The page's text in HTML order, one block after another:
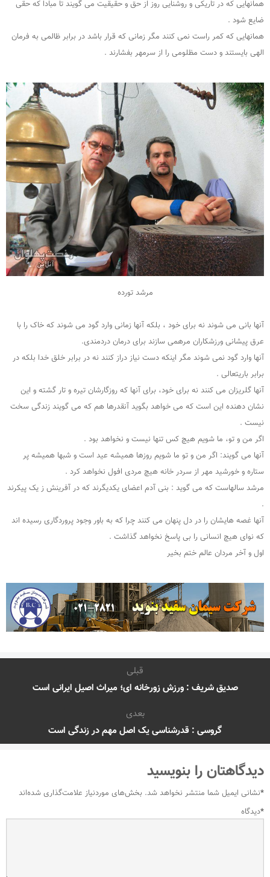
همانهایی که در تاریکی و روشنایی روز از حق و حقیقیت می گویند تا مبادا که حقی
ضایع شود .
همانهایی که کمر راست نمی کنند مگر زمانی که قرار باشد در برابر ظالمی به فرمان
الهی بایستند و دست مظلومی را از سرمهر بفشارند .
مرشد تورده
آنها بانی می شوند نه برای خود ، بلکه آنها زمانی وارد گود می شوند که خاک را با
عرق پیشانی ورزشکاران مرهمی سازند برای درمان دردمندی.
آنها وارد گود نمی شوند مگر اینکه دست نیاز دراز کنند نه در برابر خلق خدا بلکه در
برابر باریتعالی .
آنها گلریزان می کنند نه برای خود، برای آنها که روزگارشان تیره و تار گشته و این
نشان دهنده این است که می خواهد بگوید آنقدرها هم که می گویند زندگی سخت
نیست .
اگر من و تو، ما شویم هیچ کس تنها نیست و نخواهد بود .
آنها می گویند: اگر من و تو ما شویم روزها همیشه عید است و شبها همیشه پر
ستاره و خورشید مهر از سردر خانه هیچ مردی افول نخواهد کرد .
مرشد سالهاست که می گوید : بنی آدم اعضای یکدیگرند که در آفرینش ز یک پیکرند
.
آنها غصه هایشان را در دل پنهان می کنند چرا که به باور وجود پروردگاری رسیده اند
که نوای هیچ انسانی را بی پاسخ نخواهد گذاشت .
اول و آخر مردان عالم ختم بخیر
قبلی
صدیق شریف : ورزش زورخانه ای؛ میراث اصیل ایرانی است
بعدی
گروسی : قدرشناسی یک اصل مهم در زندگی است
دیدگاهتان را بنویسید
نشانی ایمیل شما منتشر نخواهد شد. بخش‌های موردنیاز علامت‌گذاری شده‌اند
*
دیدگاه*